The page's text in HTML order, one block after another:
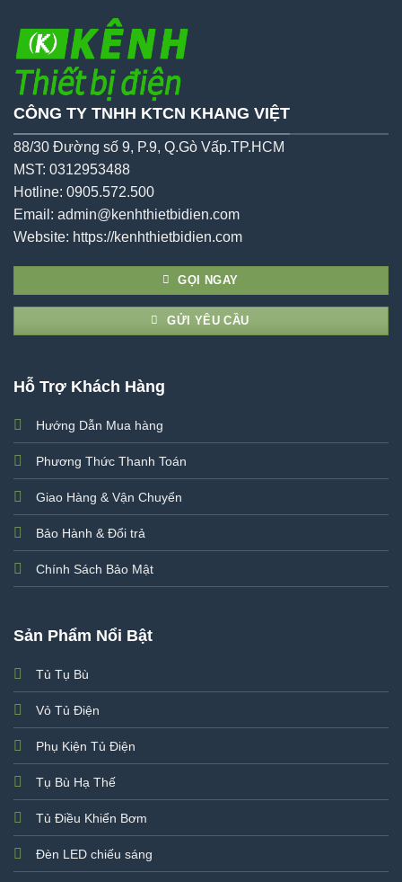
CÔNG TY TNHH KTCN KHANG VIỆT
88/30 Đường số 9, P.9, Q.Gò Vấp.TP.HCM
MST: 0312953488
Hotline: 0905.572.500
Email: admin@kenhthietbidien.com
Website: https://kenhthietbidien.com
GỌI NGAY
GỬI YÊU CẦU
Hỗ Trợ Khách Hàng
Hướng Dẫn Mua hàng
Phương Thức Thanh Toán
Giao Hàng & Vận Chuyển
Bảo Hành & Đổi trả
Chính Sách Bảo Mật
Sản Phẩm Nổi Bật
Tủ Tụ Bù
Vỏ Tủ Điện
Phụ Kiện Tủ Điện
Tụ Bù Hạ Thế
Tủ Điều Khiển Bơm
Đèn LED chiếu sáng